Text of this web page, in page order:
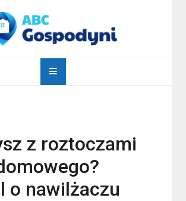
z roztoczami
o nawilżaczu